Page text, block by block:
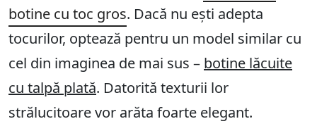
botine cu toc gros. Dacă nu ești adepta
tocurilor, optează pentru un model similar cu
cel din imaginea de mai sus – botine lăcuite
cu talpă plată. Datorită texturii lor
strălucitoare vor arăta foarte elegant.